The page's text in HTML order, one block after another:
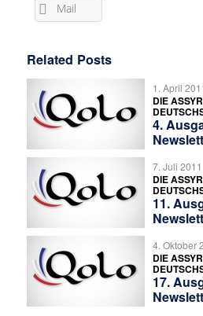
Mail
Related Posts
1. April
DIE
4.
7. Juli 2011
DIE
11.
4. Oktober
DIE
17.